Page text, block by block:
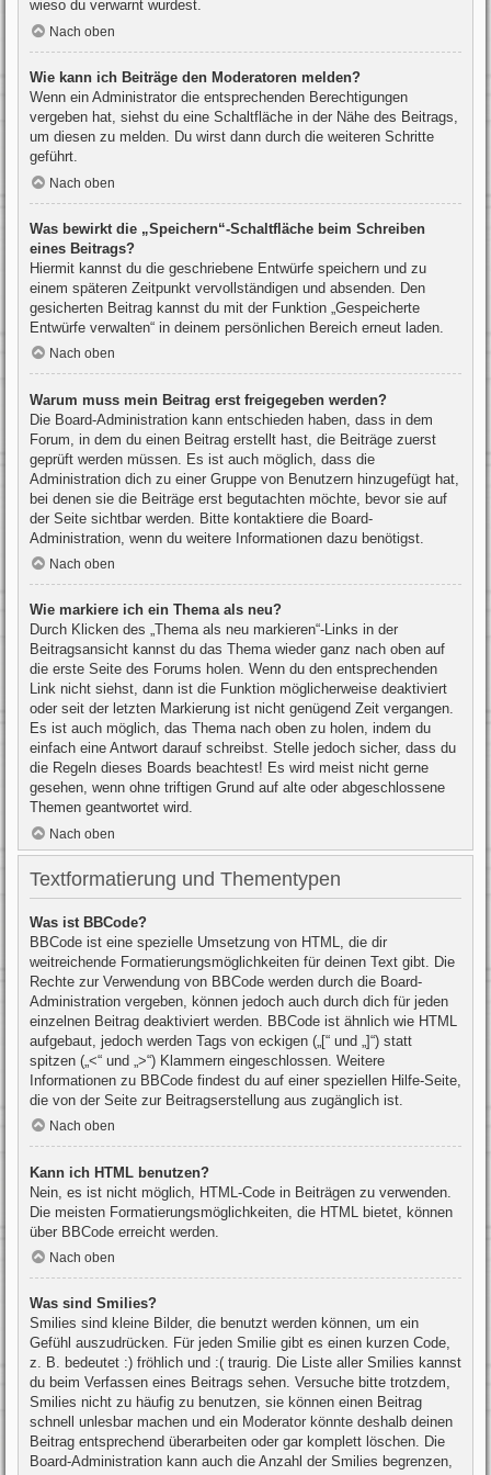
wieso du verwarnt wurdest.
Nach oben
Wie kann ich Beiträge den Moderatoren melden?
Wenn ein Administrator die entsprechenden Berechtigungen
vergeben hat, siehst du eine Schaltfläche in der Nähe des Beitrags,
um diesen zu melden. Du wirst dann durch die weiteren Schritte
geführt.
Nach oben
Was bewirkt die „Speichern“-Schaltfläche beim Schreiben
eines Beitrags?
Hiermit kannst du die geschriebene Entwürfe speichern und zu
einem späteren Zeitpunkt vervollständigen und absenden. Den
gesicherten Beitrag kannst du mit der Funktion „Gespeicherte
Entwürfe verwalten“ in deinem persönlichen Bereich erneut laden.
Nach oben
Warum muss mein Beitrag erst freigegeben werden?
Die Board-Administration kann entschieden haben, dass in dem
Forum, in dem du einen Beitrag erstellt hast, die Beiträge zuerst
geprüft werden müssen. Es ist auch möglich, dass die
Administration dich zu einer Gruppe von Benutzern hinzugefügt hat,
bei denen sie die Beiträge erst begutachten möchte, bevor sie auf
der Seite sichtbar werden. Bitte kontaktiere die Board-
Administration, wenn du weitere Informationen dazu benötigst.
Nach oben
Wie markiere ich ein Thema als neu?
Durch Klicken des „Thema als neu markieren“-Links in der
Beitragsansicht kannst du das Thema wieder ganz nach oben auf
die erste Seite des Forums holen. Wenn du den entsprechenden
Link nicht siehst, dann ist die Funktion möglicherweise deaktiviert
oder seit der letzten Markierung ist nicht genügend Zeit vergangen.
Es ist auch möglich, das Thema nach oben zu holen, indem du
einfach eine Antwort darauf schreibst. Stelle jedoch sicher, dass du
die Regeln dieses Boards beachtest! Es wird meist nicht gerne
gesehen, wenn ohne triftigen Grund auf alte oder abgeschlossene
Themen geantwortet wird.
Nach oben
Textformatierung und Thementypen
Was ist BBCode?
BBCode ist eine spezielle Umsetzung von HTML, die dir
weitreichende Formatierungsmöglichkeiten für deinen Text gibt. Die
Rechte zur Verwendung von BBCode werden durch die Board-
Administration vergeben, können jedoch auch durch dich für jeden
einzelnen Beitrag deaktiviert werden. BBCode ist ähnlich wie HTML
aufgebaut, jedoch werden Tags von eckigen („[“ und „]“) statt
spitzen („<“ und „>“) Klammern eingeschlossen. Weitere
Informationen zu BBCode findest du auf einer speziellen Hilfe-Seite,
die von der Seite zur Beitragserstellung aus zugänglich ist.
Nach oben
Kann ich HTML benutzen?
Nein, es ist nicht möglich, HTML-Code in Beiträgen zu verwenden.
Die meisten Formatierungsmöglichkeiten, die HTML bietet, können
über BBCode erreicht werden.
Nach oben
Was sind Smilies?
Smilies sind kleine Bilder, die benutzt werden können, um ein
Gefühl auszudrücken. Für jeden Smilie gibt es einen kurzen Code,
z. B. bedeutet :) fröhlich und :( traurig. Die Liste aller Smilies kannst
du beim Verfassen eines Beitrags sehen. Versuche bitte trotzdem,
Smilies nicht zu häufig zu benutzen, sie können einen Beitrag
schnell unlesbar machen und ein Moderator könnte deshalb deinen
Beitrag entsprechend überarbeiten oder gar komplett löschen. Die
Board-Administration kann auch die Anzahl der Smilies begrenzen,